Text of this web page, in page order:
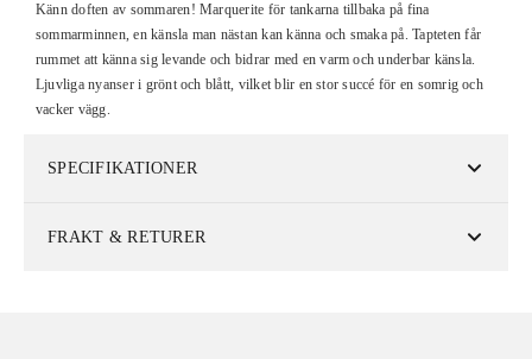
Känn doften av sommaren! Marquerite för tankarna tillbaka på fina
sommarminnen, en känsla man nästan kan känna och smaka på. Tapteten får
rummet att känna sig levande och bidrar med en varm och underbar känsla.
Ljuvliga nyanser i grönt och blått, vilket blir en stor succé för en somrig och
vacker vägg.
SPECIFIKATIONER
FRAKT & RETURER